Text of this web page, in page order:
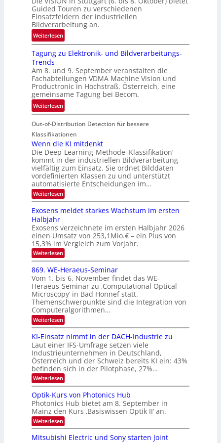
t
e
M
ö
g
l
c
h
k
e
i
n
c
k
k
e
h
e
r
i
n
V
I
S
I
O
N
T
e
c
h
T
a
k
s
Guided Touren zu verschiedenen
Einsatzfeldern der industriellen
Bildverarbeitung an.
Weiterlesen:
G
u
d
e
d
T
o
e
n
a
u
f
d
e
r
V
S
I
O
N
2
0
2
6
Tagung zu Elektronik- und Bildverarbeitungs-
Trends
Am 8. und 9. September veranstalten die
Fachabteilungen VDMA Machine Vision und
Productronic in Hochstraß, Österreich, eine
gemeinsame Tagung bei Becom.
Weiterlesen:
T
a
g
u
n
g
z
u
E
l
e
t
r
o
n
k
-
u
n
d
B
i
l
d
v
e
r
a
r
b
e
i
Out-of-Distribution Detection für bessere
Klassifikationen
Wenn die KI mitdenkt
Die Deep-Learning-Methode ‚Klassifikation‘
kommt in der industriellen Bildverarbeitung
vielfältig zum Einsatz. Sie ordnet Bilddaten
vordefinierten Klassen zu und unterstützt
automatisierte Entscheidungen im…
Weiterlesen:
W
n
d
i
e
K
I
m
i
t
d
e
n
k
t
Exosens meldet starkes Wachstum im ersten
Halbjahr
Exosens verzeichnete im ersten Halbjahr 2026
einen Umsatz von 253,1Mio.€ – ein Plus von
15,3% im Vergleich zum Vorjahr.
Weiterlesen:
E
x
o
s
e
n
s
m
e
l
d
e
t
s
t
a
r
k
e
W
a
c
h
s
u
869. WE-Heraeus-Seminar
Vom 1. bis 6. November findet das WE-
Heraeus-Seminar zu ‚Computational Optical
Microscopy‘ in Bad Honnef statt.
Themenschwerpunkte sind die Integration von
Computeralgorithmen…
Weiterlesen:
8
9
.
W
E
-
H
e
r
a
e
u
s
-
S
e
KI-Einsatz nimmt in der DACH-Industrie zu
Laut einer IFS-Umfrage setzen viele
Industrieunternehmen in Deutschland,
Österreich und der Schweiz bereits KI ein: 43%
befinden sich in der Pilotphase, 27%…
Weiterlesen:
K
-
E
i
n
s
a
t
Optik-Kurs von Photonics Hub
Photonics Hub bietet am 8. September in
Mainz den Kurs ‚Basiswissen Optik II‘ an.
Weiterlesen:
O
p
t
Mitsubishi Electric und Sony starten Joint